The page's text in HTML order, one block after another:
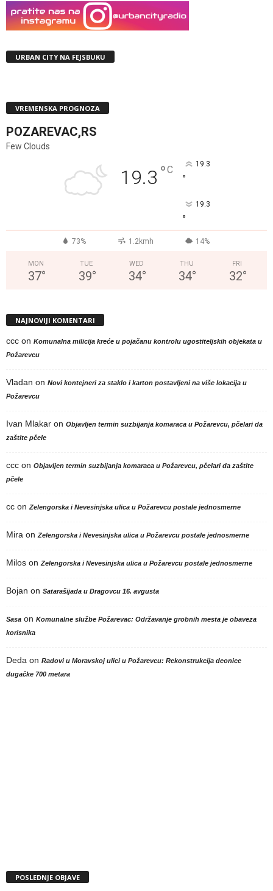
URBAN CITY NA FEJSBUKU
VREMENSKA PROGNOZA
POZAREVAC,RS
Few Clouds
19.3 °C 19.3
°
19.3
°
73% 1.2kmh 14%
MON
37°
TUE
39°
WED
34°
THU
34°
FRI
32°
NAJNOVIJI KOMENTARI
ccc on Komunalna milicija kreće u pojačanu kontrolu ugostiteljskih objekata u
Požarevcu
Vladan on Novi kontejneri za staklo i karton postavljeni na više lokacija u
Požarevcu
Ivan Mlakar on Objavljen termin suzbijanja komaraca u Požarevcu, pčelari da
zaštite pčele
ccc on Objavljen termin suzbijanja komaraca u Požarevcu, pčelari da zaštite
pčele
cc onZelengorska i Nevesinjska ulica u Požarevcu postale jednosmerne
Mira onZelengorska i Nevesinjska ulica u Požarevcu postale jednosmerne
Milos onZelengorska i Nevesinjska ulica u Požarevcu postale jednosmerne
Bojan on Satarašijada u Dragovcu 16. avgusta
Sasa on Komunalne službe Požarevac: Održavanje grobnih mesta je obaveza
korisnika
Deda on Radovi u Moravskoj ulici u Požarevcu: Rekonstrukcija deonice
dugačke 700 metara
POSLEDNJE OBJAVE